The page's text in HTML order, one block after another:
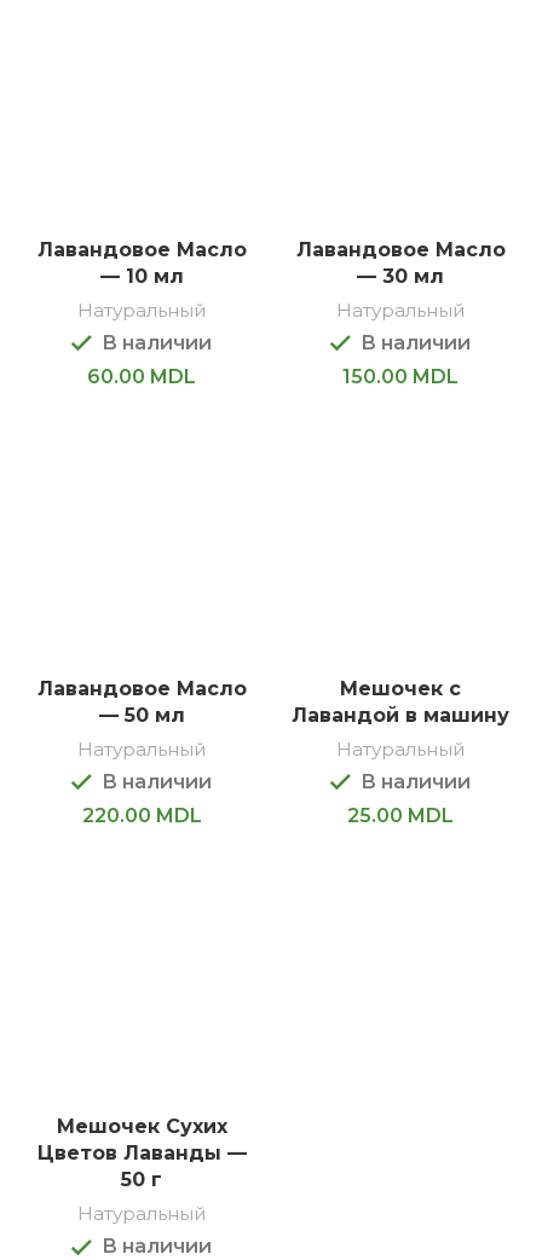
Лавандовое Масло
— 10 мл
Натуральный
В наличии
60.00 MDL
Лавандовое Масло
— 30 мл
Натуральный
В наличии
150.00 MDL
Лавандовое Масло
— 50 мл
Натуральный
В наличии
220.00 MDL
Мешочек с
Лавандой в машину
Натуральный
В наличии
25.00 MDL
Мешочек Сухих
Цветов Лаванды —
50 г
Натуральный
В наличии